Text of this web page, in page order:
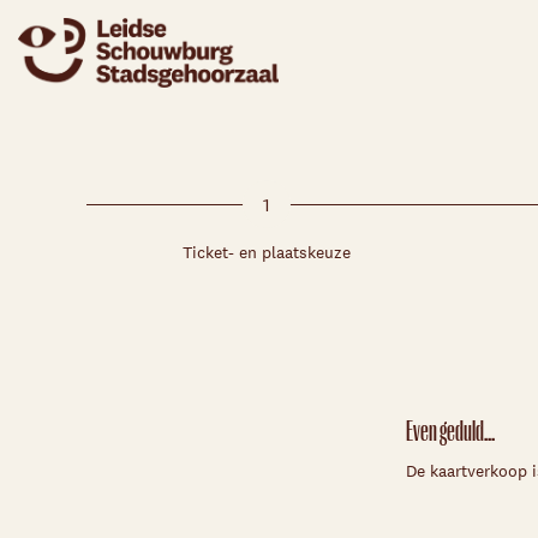
1
Ticket- en plaatskeuze
Even geduld...
De kaartverkoop